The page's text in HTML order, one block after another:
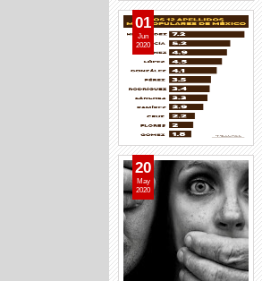
01
Jun
2020
20
May
2020